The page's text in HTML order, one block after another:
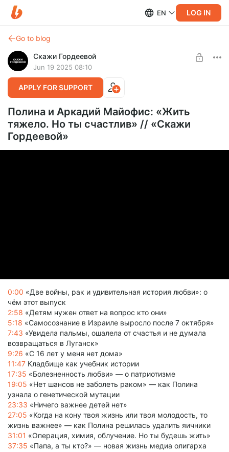
EN LOG IN
Go to blog
Скажи Гордеевой
Jun 19 2025 08:10
APPLY FOR SUPPORT
Полина и Аркадий Майофис: «Жить
тяжело. Но ты счастлив» // «Скажи
Гордеевой»
0:00 «Две войны, рак и удивительная история любви»: о
чём этот выпуск
2:58 «Детям нужен ответ на вопрос кто они»
5:18 «Самосознание в Израиле выросло после 7 октября»
7:43 «Увидела пальмы, ошалела от счастья и не думала
возвращаться в Луганск»
9:26 «С 16 лет у меня нет дома»
11:47 Кладбище как учебник истории
17:35 «Болезненность любви» — о патриотизме
19:05 «Нет шансов не заболеть раком» — как Полина
узнала о генетической мутации
23:33 «Ничего важнее детей нет»
27:05 «Когда на кону твоя жизнь или твоя молодость, то
жизнь важнее» — как Полина решилась удалить яичники
31:01 «Операция, химия, облучение. Но ты будешь жить»
37:35 «Папа, а ты кто?» — новая жизнь медиа олигарха